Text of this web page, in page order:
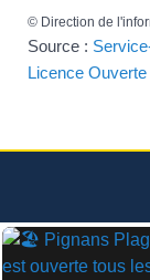
© Direction de
Source :
Licence